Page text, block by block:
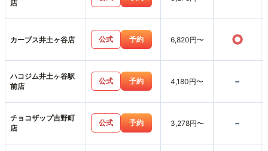
店
カーブス井土ヶ谷店 公式 予約 6,820円〜 ○
ハコジム井土ヶ谷駅
前店
公式 予約 4,180円〜 -
チョコザップ吉野町
店
公式 予約 3,278円〜 -